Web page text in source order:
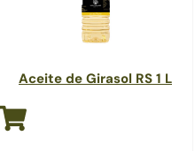
Aceite de Girasol RS 1 L